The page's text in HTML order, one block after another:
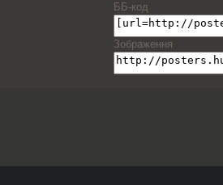
ББ-код
Зображення